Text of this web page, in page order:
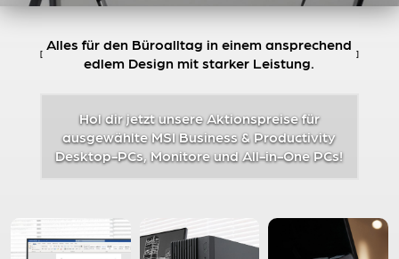
Alles für den Büroalltag in einem ansprechend
edlem Design mit starker Leistung.
Hol dir jetzt unsere Aktionspreise für
ausgewählte MSI Business & Productivity
Desktop-PCs, Monitore und All-in-One PCs!